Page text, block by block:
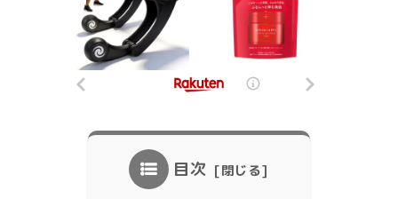
目次